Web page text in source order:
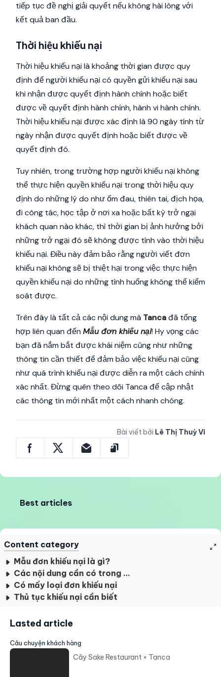
tiếp tục đề nghị giải quyết nếu không hài lòng với
kết quả ban đầu.
Thời hiệu khiếu nại
Thời hiệu khiếu nại là khoảng thời gian được quy
định để người khiếu nại có quyền gửi khiếu nại sau
khi nhận được quyết định hành chính hoặc biết
được về quyết định hành chính, hành vi hành chính.
Thời hiệu khiếu nại được xác định là 90 ngày tính từ
ngày nhận được quyết định hoặc biết được về
quyết định đó.
Tuy nhiên, trong trường hợp người khiếu nại không
thể thực hiện quyền khiếu nại trong thời hiệu quy
định do những lý do như ốm đau, thiên tai, địch họa,
đi công tác, học tập ở nơi xa hoặc bất kỳ trở ngại
khách quan nào khác, thì thời gian bị ảnh hưởng bởi
những trở ngại đó sẽ không được tính vào thời hiệu
khiếu nại. Điều này đảm bảo rằng người viết đơn
khiếu nại không sẽ bị thiệt hại trong việc thực hiện
quyền khiếu nại do những tình huống không thể kiểm
soát được.
Trên đây là tất cả các nội dung mà Tancađã tổng
hợp liên quan đến Mẫu đơn khiếu nại! Hy vọng các
bạn đã nắm bắt được khái niệm cũng như những
thông tin cần thiết để đảm bảo việc khiếu nại cũng
như quá trình khiếu nại được diễn ra một cách chính
xác nhất. Đừng quên theo dõi Tanca để cập nhật
các thông tin mới nhất một cách nhanh chóng.
Bài viết bởi Lê Thị Thuỳ Vi
Best articles
Content category
Mẫu đơn khiếu nại là gì?
Các nội dung cần có trong một mẫu đơn khiếu nại đúng quy định
Có mấy loại đơn khiếu nại
Thủ tục khiếu nại cần biết
Lasted article
Câu chuyện khách hàng
Cây Sake Restaurant × Tanca